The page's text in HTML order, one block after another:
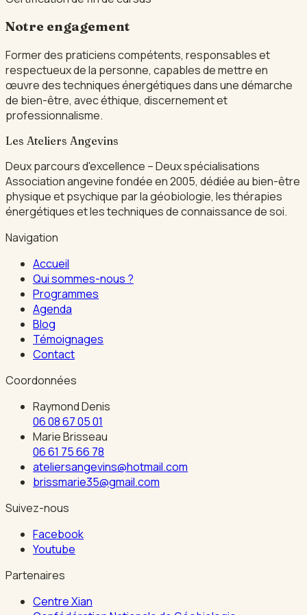
Notre engagement
Former des praticiens compétents, responsables et
respectueux de la personne, capables de mettre en
œuvre des techniques énergétiques dans une démarche
de bien-être, avec éthique, discernement et
professionnalisme.
Les Ateliers Angevins
Deux parcours d'excellence – Deux spécialisations
Association angevine fondée en 2005, dédiée au bien-être
physique et psychique par la géobiologie, les thérapies
énergétiques et les techniques de connaissance de soi.
Navigation
Accueil
Qui sommes-nous ?
Programmes
Agenda
Blog
Témoignages
Contact
Coordonnées
Raymond Denis
06 08 67 05 01
Marie Brisseau
06 61 75 66 78
ateliersangevins@hotmail.com
brissmarie35@gmail.com
Suivez-nous
Facebook
Youtube
Partenaires
Centre Xian